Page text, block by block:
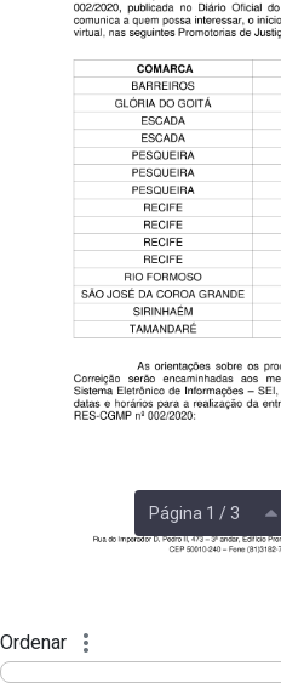
Página 1 / 3
Ordenar